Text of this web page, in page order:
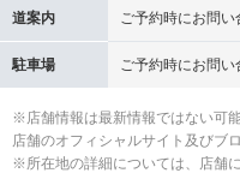
道案内 ご予約時にお問
駐車場 ご予約時にお問
※店舗情報は最新情報ではない可
店舗のオフィシャルサイト及びブ
※所在地の詳細については、店舗